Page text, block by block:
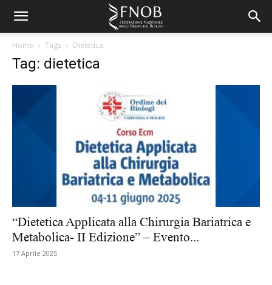
Home Tags Dietetica
Tag: dietetica
“Dietetica Applicata alla Chirurgia Bariatrica e
Metabolica- II Edizione” – Evento...
17 Aprile 2025